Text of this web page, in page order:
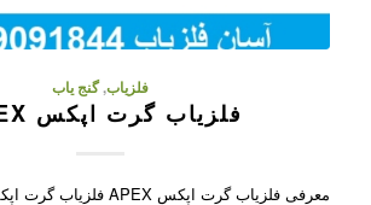
فلزیاب,گنج یاب
فلزیاب گرت اپکس APEX